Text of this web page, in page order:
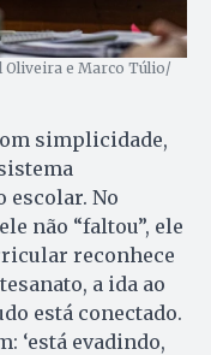
Oliveira e Marco Túlio/
simplicidade,
escolar. No
não “faltou”, ele
reconhece
a ida ao
está conectado.
‘está evadindo,